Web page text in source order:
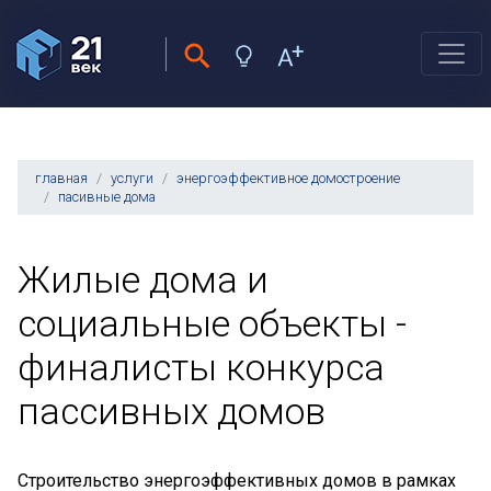
главная услуги
энергоэффективное домостроение
пасивные дома
Жилые дома и
социальные объекты -
финалисты конкурса
пассивных домов
Строительство энергоэффективных домов в рамках